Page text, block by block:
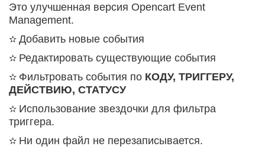
Это улучшенная версия Opencart Event
Management.
✫ Добавить новые события
✫ Редактировать существующие события
✫ Фильтровать события по КОДУ, ТРИГГЕРУ,
ДЕЙСТВИЮ, СТАТУСУ
✫ Использование звездочки для фильтра
триггера.
✫ Ни один файл не перезаписывается.